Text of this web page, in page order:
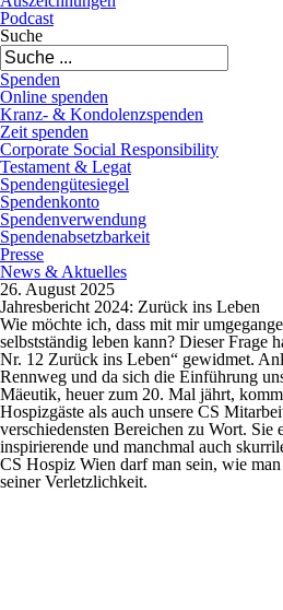
Podcast
Suche
Spenden
Online spenden
Kranz- & Kondolenzspenden
Zeit spenden
Corporate Social Responsibility
Testament & Legat
Spendengütesiegel
Spendenkonto
Spendenverwendung
Spendenabsetzbarkeit
Presse
News & Aktuelles
26. August 2025
Jahresbericht 2024: Zurück ins Leben
Wie möchte ich, dass mit mir
selbstständig leben kann? Dieser Frage
Nr. 12 Zurück ins Leben“ gewidmet.
Rennweg und da sich die Einführung
Mäeutik, heuer zum 20. Mal jährt,
Hospizgäste als auch unsere CS
verschiedensten Bereichen zu Wort. Sie
inspirierende und manchmal auch
CS Hospiz Wien darf man sein, wie
seiner Verletzlichkeit.